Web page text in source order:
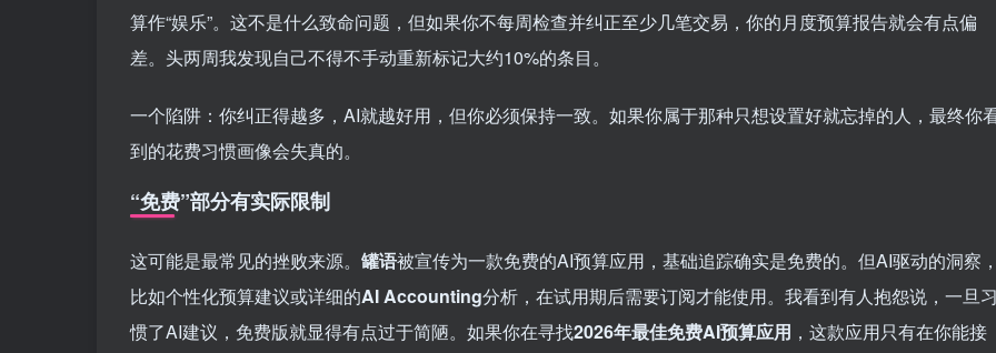
算作“娱乐”。这不是什么致命问题，但如果你不每周检查并纠正至少几笔交易，你的月度预算报告就会有点偏
差。头两周我发现自己不得不手动重新标记大约10%的条目。
一个陷阱：你纠正得越多，AI就越好用，但你必须保持一致。如果你属于那种只想设置好就忘掉的人，最终你
到的花费习惯画像会失真的。
“免费”部分有实际限制
这可能是最常见的挫败来源。 罐语被宣传为一款免费的AI预算应用，基础追踪确实是免费的。但AI驱动的洞察
比如个性化预算建议或详细的AI Accounting分析，在试用期后需要订阅才能使用。我看到有人抱怨说，一旦
惯了AI建议，免费版就显得有点过于简陋。如果你在寻找2026年最佳免费AI预算应用 ，这款应用只有在你能接